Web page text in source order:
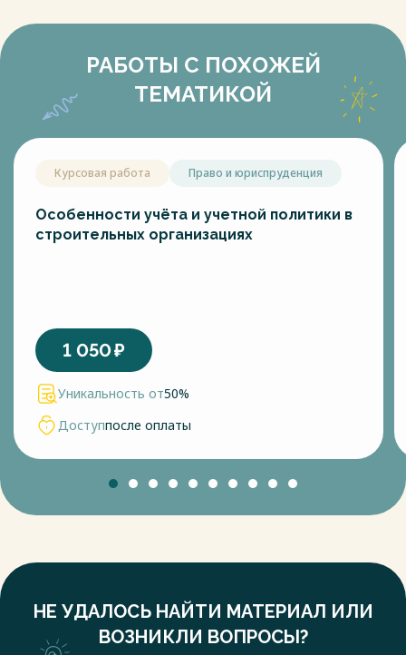
РАБОТЫ С ПОХОЖЕЙ
ТЕМАТИКОЙ
Курсовая работа Право и юриспруденция
Особенности учёта и учетной политики в
строительных организациях
1 050₽
Уникальность от50%
Доступпосле оплаты
НЕ УДАЛОСЬ НАЙТИ МАТЕРИАЛ ИЛИ
ВОЗНИКЛИ ВОПРОСЫ?